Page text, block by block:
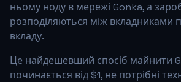
ньому ноду в мережі Gonka, а
розподіляються між вкладниками
вкладу.
Це найдешевший спосіб майнити
починається від $1, не потрібні